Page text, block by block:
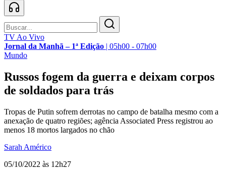
TV Ao Vivo
Jornal da Manhã – 1ª Edição | 05h00 - 07h00
Mundo
Russos fogem da guerra e deixam corpos
de soldados para trás
Tropas de Putin sofrem derrotas no campo de batalha mesmo com a
anexação de quatro regiões; agência Associated Press registrou ao
menos 18 mortos largados no chão
Sarah Américo
05/10/2022 às 12h27